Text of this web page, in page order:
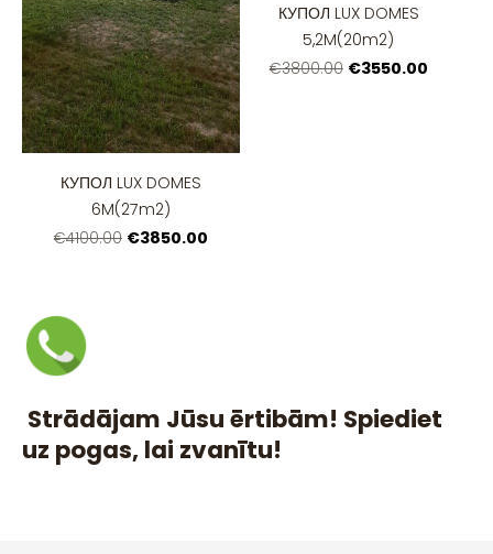
Strādājam Jūsu ērtibām! Spiediet
uz pogas, lai zvanītu!
КУПОЛ LUX DOMES
6M(27m2)
€4100.00 €3850.00
КУПОЛ LUX DOMES
5,2M(20m2)
€3800.00 €3550.00